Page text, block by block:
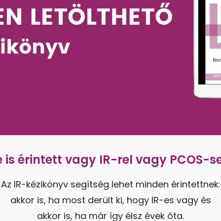
is érintett vagy IR-rel vagy PCOS-
Az IR-kézikönyv segítség lehet minden érintettnek:
akkor is, ha most derült ki, hogy IR-es vagy és
akkor is, ha már így élsz évek óta.